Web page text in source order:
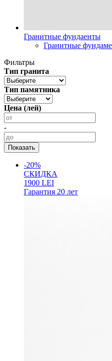
Гранитные фундаенты
Гранитные
Фильтры
Тип гранита
Тип памятника
Цена (лей)
-
-20%
СКИДКА
1900 LEI
Гарантия 20 лет